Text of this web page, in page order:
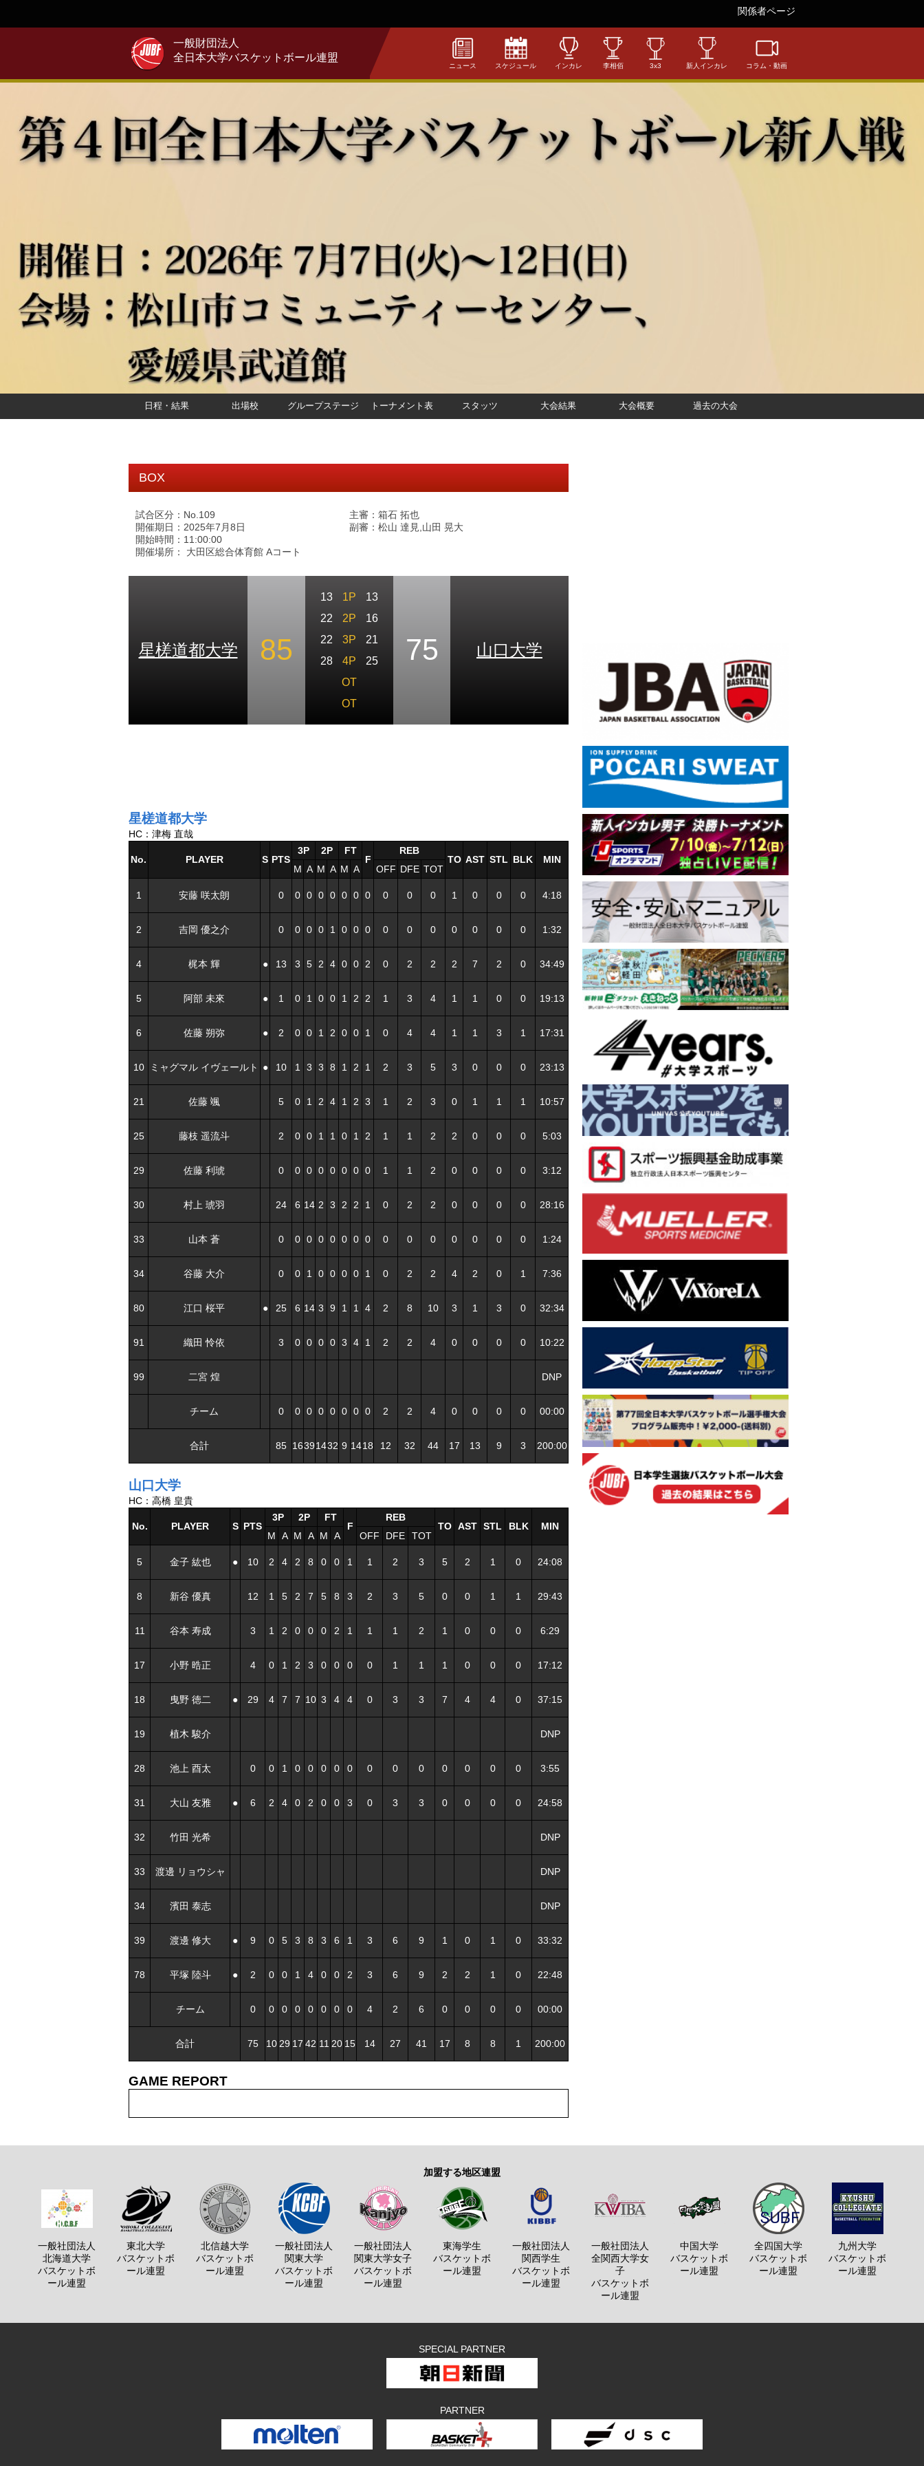
関係者ページ
一般財団法人
全日本大学バスケットボール連盟
ニュース スケジュール インカレ 李相佰 3x3 新人インカレ コラム・動画
日程・結果 出場校 グループステージ トーナメント表 スタッツ 大会結果 大会概要 過去の大会
BOX
試合区分：No.109
開催期日：2025年7月8日
開始時間：11:00:00
開催場所： 大田区総合体育館 Aコート
主審：箱石 拓也
副審：松山 達見,山田 晃大
星槎道都大学 85
13 1P
13
22
2P
16
22
3P
21
28
4P
25
OT
OT
75 山口大学
星槎道都大学
HC：津梅 直哉
No. PLAYER S PTS
3P 2P
FT
F
REB
TO AST STL BLK
MIN
M A M A M A OFF DFE TOT
1 安藤 咲太朗 0 0 0 0 0 0 0 0 0 0 0 1 0 0 0 4:18
2 吉岡 優之介 0 0 0 0 1 0 0 0 0 0 0 0 0 0 0 1:32
4 梶本 輝 ● 13 3 5 2 4 0 0 2 0 2 2 2 7 2 0 34:49
5 阿部 未來 ● 1 0 1 0 0 1 2 2 1 3 4 1 1 0 0 19:13
6 佐藤 朔弥 ● 2 0 0 1 2 0 0 1 0 4 4 1 1 3 1 17:31
10 ミャグマル イヴェールト ● 10 1 3 3 8 1 2 1 2 3 5 3 0 0 0 23:13
21 佐藤 颯 5 0 1 2 4 1 2 3 1 2 3 0 1 1 1 10:57
25 藤枝 遥流斗 2 0 0 1 1 0 1 2 1 1 2 2 0 0 0 5:03
29 佐藤 利琥 0 0 0 0 0 0 0 0 1 1 2 0 0 0 0 3:12
30 村上 琥羽 24 6 14 2 3 2 2 1 0 2 2 0 0 0 0 28:16
33 山本 蒼 0 0 0 0 0 0 0 0 0 0 0 0 0 0 0 1:24
34 谷藤 大介 0 0 1 0 0 0 0 1 0 2 2 4 2 0 1 7:36
80 江口 桜平 ● 25 6 14 3 9 1 1 4 2 8 10 3 1 3 0 32:34
91 織田 怜依 3 0 0 0 0 3 4 1 2 2 4 0 0 0 0 10:22
99 二宮 煌 DNP
チーム 0 0 0 0 0 0 0 0 2 2 4 0 0 0 0 00:00
合計 85 16391432 9 1418 12 32 44 17 13 9 3 200:00
山口大学
HC：高橋 皇貴
No. PLAYER S PTS
3P 2P
FT
F
REB
TO AST STL BLK
MIN
M
A M A M A OFF DFE TOT
5 金子 紘也 ● 10 2 4 2 8 0 0 1 1 2 3 5 2 1 0 24:08
8 新谷 優真 12 1 5 2 7 5 8 3 2 3 5 0 0 1 1 29:43
11 谷本 寿成 3 1 2 0 0 0 2 1 1 1 2 1 0 0 0 6:29
17 小野 晧正 4 0 1 2 3 0 0 0 0 1 1 1 0 0 0 17:12
18 曳野 徳二 ● 29 4 7 7 10 3 4 4 0 3 3 7 4 4 0 37:15
19 植木 駿介 DNP
28 池上 酉太 0 0 1 0 0 0 0 0 0 0 0 0 0 0 0 3:55
31 大山 友雅 ● 6 2 4 0 2 0 0 3 0 3 3 0 0 0 0 24:58
32 竹田 光希 DNP
33 渡邊 リョウシャ DNP
34 濱田 泰志 DNP
39 渡邊 修大 ● 9 0 5 3 8 3 6 1 3 6 9 1 0 1 0 33:32
78 平塚 陸斗 ● 2 0 0 1 4 0 0 2 3 6 9 2 2 1 0 22:48
チーム 0 0 0 0 0 0 0 0 4 2 6 0 0 0 0 00:00
合計 75 10 29 17 42 11 20 15 14 27 41 17 8 8 1 200:00
GAME REPORT
加盟する地区連盟
一般社団法人
北海道大学
バスケットボ
ール連盟
東北大学
バスケットボ
ール連盟
北信越大学
バスケットボ
ール連盟
一般社団法人
関東大学
バスケットボ
ール連盟
一般社団法人
関東大学女子
バスケットボ
ール連盟
東海学生
バスケットボ
ール連盟
一般社団法人
関西学生
バスケットボ
ール連盟
一般社団法人
全関西大学女
子
バスケットボ
ール連盟
中国大学
バスケットボ
ール連盟
全四国大学
バスケットボ
ール連盟
九州大学
バスケットボ
ール連盟
SPECIAL PARTNER
PARTNER